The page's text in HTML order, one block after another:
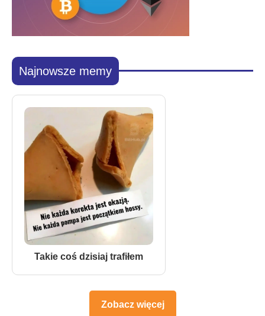
Najnowsze memy
Takie coś dzisiaj trafiłem
Zobacz więcej